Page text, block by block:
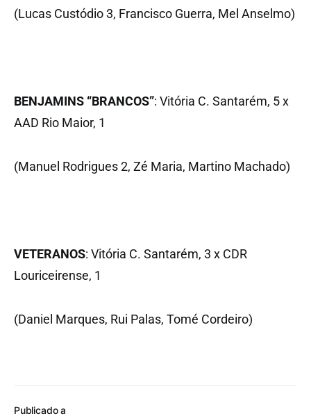
Publicado a
(Lucas Custódio 3, Francisco Guerra, Mel Anselmo)
BENJAMINS “BRANCOS”: Vitória C. Santarém, 5 x
AAD Rio Maior, 1
(Manuel Rodrigues 2, Zé Maria, Martino Machado)
VETERANOS: Vitória C. Santarém, 3 x CDR
Louriceirense, 1
(Daniel Marques, Rui Palas, Tomé Cordeiro)